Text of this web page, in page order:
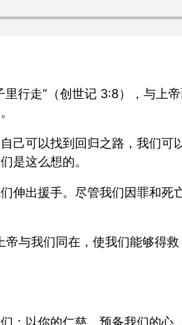
行走”（创世记 3:8），与上
己可以找到回归之路，我们可
是这么想的。
伸出援手。尽管我们因罪和死
与我们同在，使我们能够得
以你的仁慈，预备我们的心